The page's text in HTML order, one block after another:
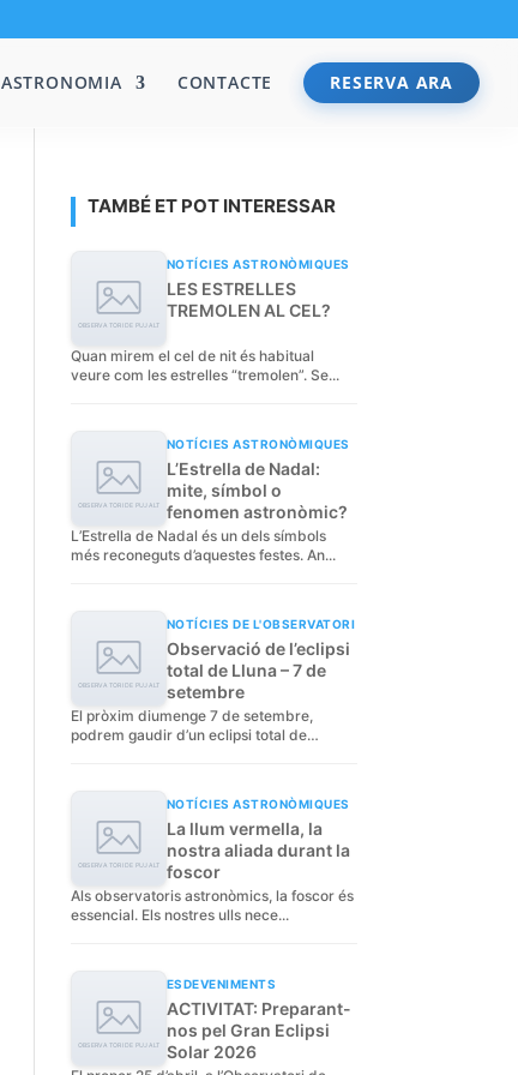
ASTRONOMIA CONTACTE RESERVA ARA
TAMBÉ ET POT INTERESSAR
NOTÍCIES ASTRONÒMIQUES
LES ESTRELLES
TREMOLEN AL CEL?
Quan mirem el cel de nit és habitual
veure com les estrelles “tremolen”. Se...
NOTÍCIES ASTRONÒMIQUES
L’Estrella de Nadal:
mite, símbol o
fenomen astronòmic?
L’Estrella de Nadal és un dels símbols
més reconeguts d’aquestes festes. An...
NOTÍCIES DE L'OBSERVATORI
Observació de l’eclipsi
total de Lluna – 7 de
setembre
El pròxim diumenge 7 de setembre,
podrem gaudir d’un eclipsi total de
NOTÍCIES ASTRONÒMIQUES
La llum vermella, la
nostra aliada durant la
foscor
Als observatoris astronòmics, la foscor és
essencial. Els nostres ulls nece...
ESDEVENIMENTS
ACTIVITAT: Preparant-
nos pel Gran Eclipsi
Solar 2026